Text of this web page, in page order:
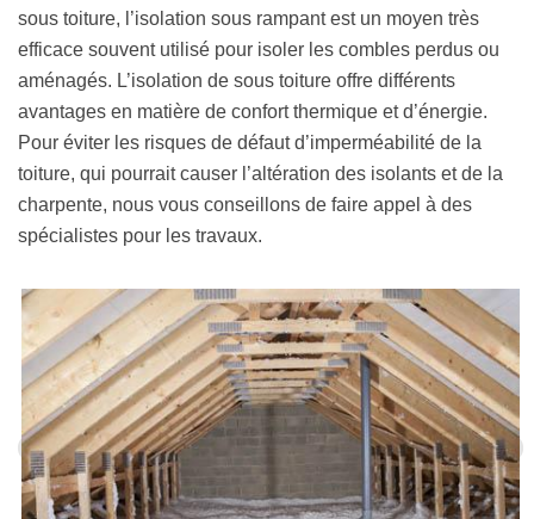
sous toiture, l’isolation sous rampant est un moyen très
efficace souvent utilisé pour isoler les combles perdus ou
aménagés. L’isolation de sous toiture offre différents
avantages en matière de confort thermique et d’énergie.
Pour éviter les risques de défaut d’imperméabilité de la
toiture, qui pourrait causer l’altération des isolants et de la
charpente, nous vous conseillons de faire appel à des
spécialistes pour les travaux.